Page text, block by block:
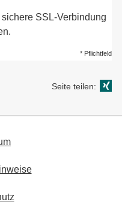
SSL-Verbindung
* Pflichtfeld
Seite teilen: